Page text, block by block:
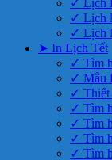
✓ Lịch
✓ Lịch
✓ Lịch
➤ In Lịch Tết
✓ Tìm
✓ Mẫu
✓ Thiết
✓ Tìm
✓ Tìm
✓ Tìm
✓ Tìm